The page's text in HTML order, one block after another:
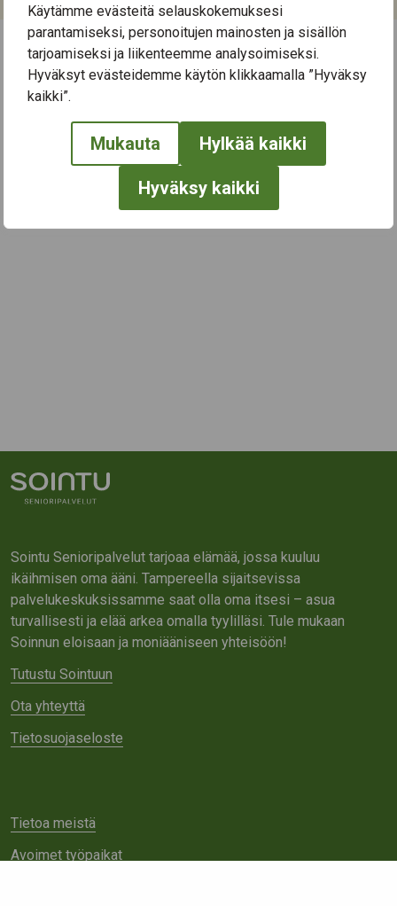
Käytämme evästeitä selauskokemuksesi
parantamiseksi, personoitujen mainosten ja sisällön
tarjoamiseksi ja liikenteemme analysoimiseksi.
Hyväksyt evästeidemme käytön klikkaamalla ”Hyväksy
kaikki”.
Mukauta Hylkää kaikki
Hyväksy kaikki
← Näytä kaikki tapahtumat
Sointu Senioripalvelut tarjoaa elämää, jossa kuuluu
ikäihmisen oma ääni. Tampereella sijaitsevissa
palvelukeskuksissamme saat olla oma itsesi – asua
turvallisesti ja elää arkea omalla tyylilläsi. Tule mukaan
Soinnun eloisaan ja moniääniseen yhteisöön!
Tutustu Sointuun
Ota yhteyttä
Tietosuojaseloste
Tietoa meistä
Avoimet työpaikat